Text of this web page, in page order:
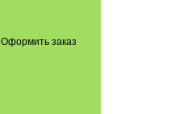
Оформить заказ